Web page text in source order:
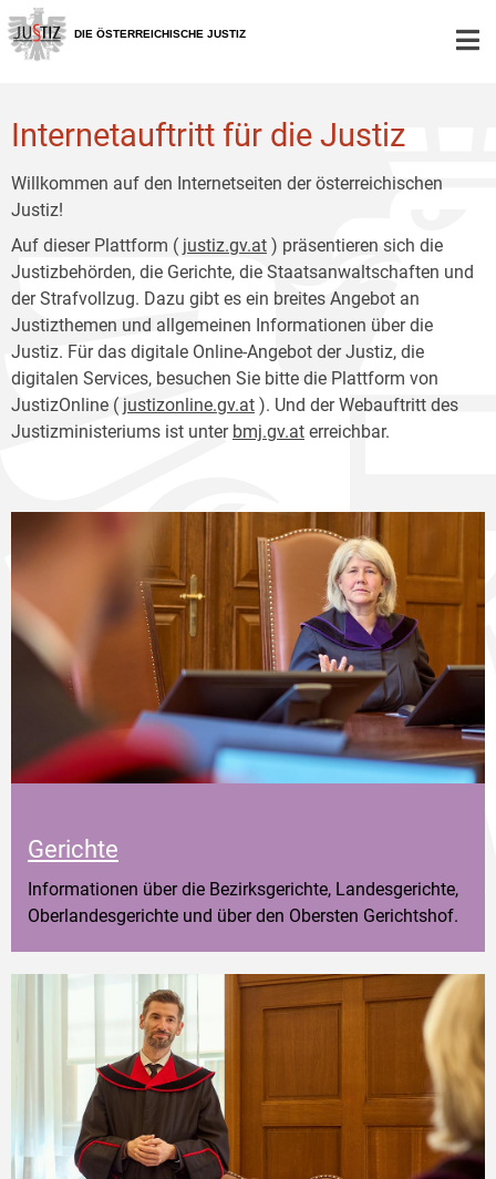
Zur
Hauptnavigation
[1]
Zum
Inhalt
[2]
DIE ÖSTERREICHISCHE JUSTIZ
Internetauftritt für die Justiz
Willkommen auf den Internetseiten der österreichischen
Justiz!
Auf dieser Plattform ( justiz.gv.at ) präsentieren sich die
Justizbehörden, die Gerichte, die Staatsanwaltschaften und
der Strafvollzug. Dazu gibt es ein breites Angebot an
Justizthemen und allgemeinen Informationen über die
Justiz. Für das digitale Online-Angebot der Justiz, die
digitalen Services, besuchen Sie bitte die Plattform von
JustizOnline ( justizonline.gv.at ). Und der Webauftritt des
Justizministeriums ist unter bmj.gv.at erreichbar.
Gerichte
Informationen über die Bezirksgerichte, Landesgerichte,
Oberlandesgerichte und über den Obersten Gerichtshof.